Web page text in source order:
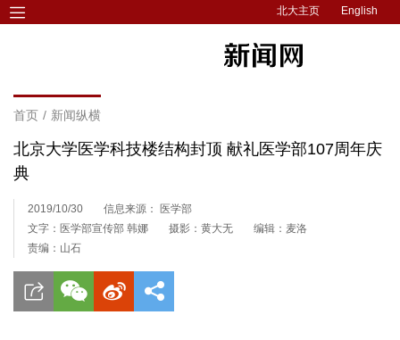
北大主页 English
首页 / 新闻纵横
北京大学医学科技楼结构封顶 献礼医学部107周年庆
典
2019/10/30
信息来源： 医学部
文字：医学部宣传部 韩娜
摄影：黄大无
编辑：麦洛
责编：山石